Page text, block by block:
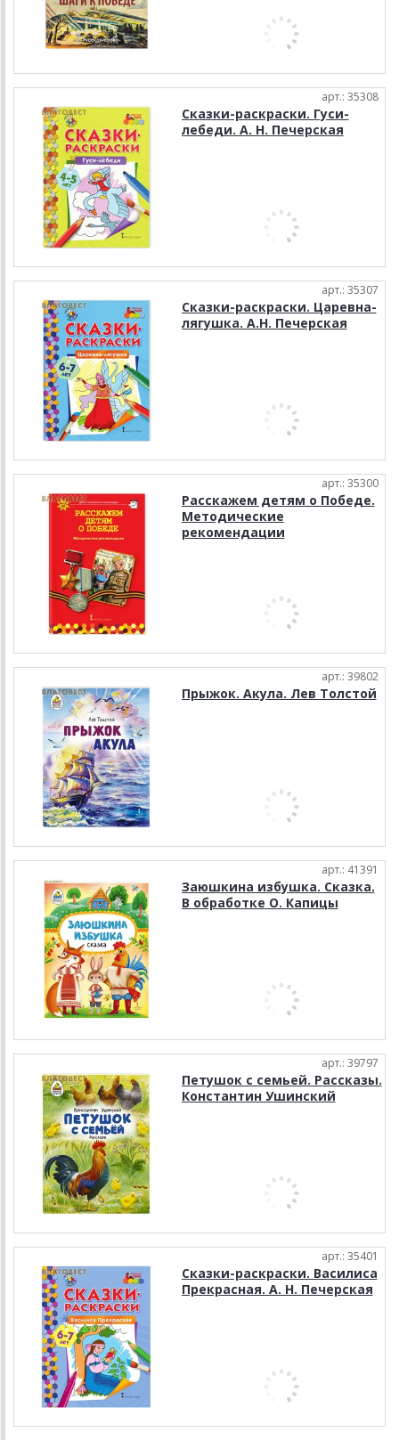
арт.: 35308
Сказки-раскраски. Гуси-
лебеди. А. Н. Печерская
арт.: 35307
Сказки-раскраски. Царевна-
лягушка. А.Н. Печерская
арт.: 35300
Расскажем детям о Победе.
Методические
рекомендации
арт.: 39802
Прыжок. Акула. Лев Толстой
арт.: 41391
Заюшкина избушка. Сказка.
В обработке О. Капицы
арт.: 39797
Петушок с семьей. Рассказы.
Константин Ушинский
арт.: 35401
Сказки-раскраски. Василиса
Прекрасная. А. Н. Печерская